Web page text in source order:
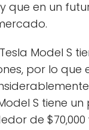
que en un
Model S
por lo que
S tiene un
de $70,000